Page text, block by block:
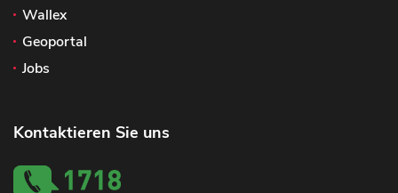
Wallex
Geoportal
Jobs
Kontaktieren Sie uns